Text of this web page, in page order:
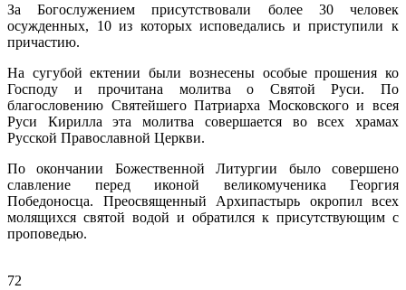
За Богослужением присутствовали более 30 человек
осужденных, 10 из которых исповедались и приступили к
причастию.
На сугубой ектении были вознесены особые прошения ко
Господу и прочитана молитва о Святой Руси. По
благословению Святейшего Патриарха Московского и всея
Руси Кирилла эта молитва совершается во всех храмах
Русской Православной Церкви.
По окончании Божественной Литургии было совершено
славление перед иконой великомученика Георгия
Победоносца. Преосвященный Архипастырь окропил всех
молящихся святой водой и обратился к присутствующим с
проповедью.
72